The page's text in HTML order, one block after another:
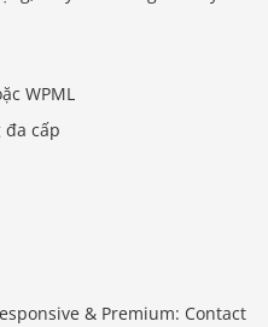
WPML
cấp
& Premium: Contact